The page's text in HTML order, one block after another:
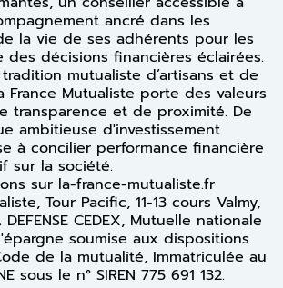
ancré dans les
la vie de ses adhérents pour les
décisions financières éclairées.
mutualiste d’artisans et de
France Mutualiste porte des valeurs
transparence et de proximité. De
ambitieuse d'investissement
à concilier performance financière
sur la société.
sur la-france-mutualiste.fr
Tour Pacific, 11-13 cours Valmy,
DEFENSE CEDEX, Mutuelle nationale
soumise aux dispositions
de la mutualité, Immatriculée au
sous le n° SIREN 775 691 132.